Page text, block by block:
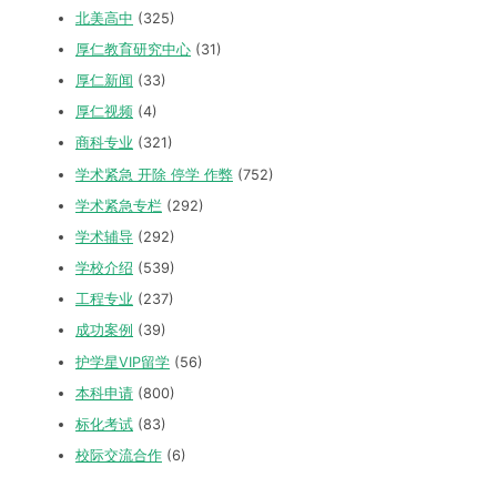
北美高中 (325)
厚仁教育研究中心 (31)
厚仁新闻 (33)
厚仁视频 (4)
商科专业 (321)
学术紧急 开除 停学 作弊 (752)
学术紧急专栏 (292)
学术辅导 (292)
学校介绍 (539)
工程专业 (237)
成功案例 (39)
护学星VIP留学 (56)
本科申请 (800)
标化考试 (83)
校际交流合作 (6)